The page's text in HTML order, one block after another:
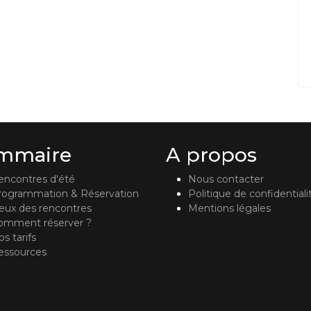
d'été
& Réservation
des rencontres
réserver ?
tarifs
A propos
Nous contacter
Politique de
Mentions légales